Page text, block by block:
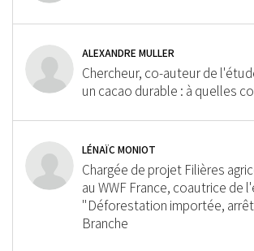
ALEXANDRE MULLER
Chercheur, co-auteur de
un cacao durable : à quelles
LÉNAÏC MONIOT
Chargée de projet Filières
au WWF France, coautrice de
"Déforestation importée,
Branche